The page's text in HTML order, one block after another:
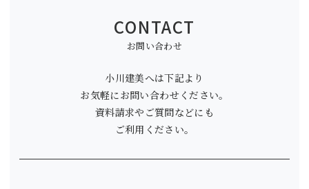
CONTACT
お問い合わせ
小川建美へは下記より
お気軽にお問い合わせください。
資料請求やご質問などにも
ご利用ください。